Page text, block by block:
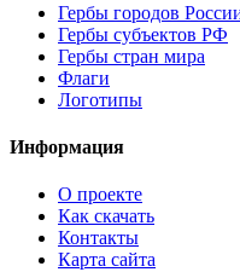
Гербы городов
Гербы субъектов РФ
Гербы стран мира
Флаги
Логотипы
Информация
О проекте
Как скачать
Контакты
Карта сайта